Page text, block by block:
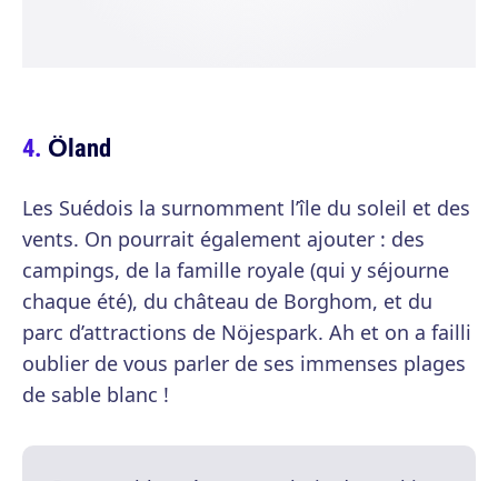
Öland
Les Suédois la surnomment l’île du soleil et des
vents. On pourrait également ajouter : des
campings, de la famille royale (qui y séjourne
chaque été), du château de Borghom, et du
parc d’attractions de Nöjespark. Ah et on a failli
oublier de vous parler de ses immenses plages
de sable blanc !